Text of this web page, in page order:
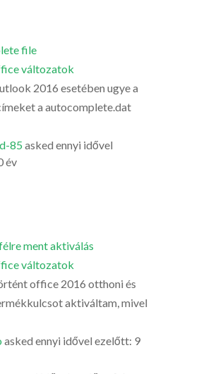
file
változatok
2016 esetében ugye a
a autocomplete.dat
85 asked ennyi idővel
év
ment aktiválás
változatok
office 2016 otthoni és
aktiváltam, mivel
asked ennyi idővel ezelőtt: 9